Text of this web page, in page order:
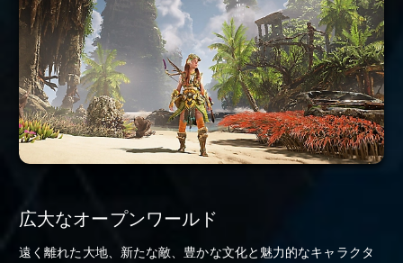
広大なオープンワールド
遠く離れた大地、新たな敵、豊かな文化と魅力的なキャラクタ